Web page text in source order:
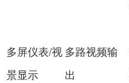
多屏仪表/视
景显示
多路视频输
出